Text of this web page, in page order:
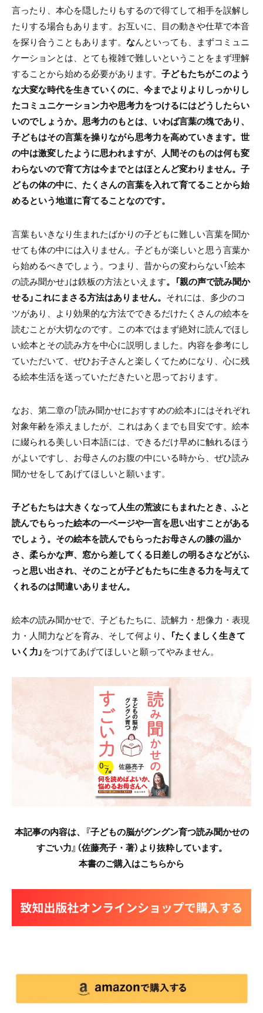
言ったり、本心を隠したりもするので得てして相手を誤解し
たりする場合もあります。お互いに、目の動きや仕草で本音
を探り合うこともあります。 なんといっても、まずコミュニ
ケーションとは、とても複雑で難しいということをまず理解
することから始める必要があります。 子どもたちがこのよう
な大変な時代を生きていくのに、今までよりよりしっかりし
たコミュニケーション力や思考力をつけるにはどうしたらい
いのでしょうか。思考力のもとは、いわば言葉の塊であり、
子どもはその言葉を操りながら思考力を高めていきます。世
の中は激変したように思われますが、人間そのものは何も変
わらないので育て方は今までとはほとんど変わりません。子
どもの体の中に、たくさんの言葉を入れて育てることから始
めるという地道に育てることなのです。
言葉もいきなり生まれたばかりの子どもに難しい言葉を聞か
せても体の中には入りません。子どもが楽しいと思う言葉か
ら始めるべきでしょう。つまり、昔からの変わらない「絵本
の読み聞かせ」は鉄板の方法といえます。「親の声で読み聞か
せる」これにまさる方法はありません。 それには、多少のコ
ツがあり、より効果的な方法でできるだけたくさんの絵本を
読むことが大切なのです。この本ではまず絶対に読んでほし
い絵本とその読み方を中心に説明しました。内容を参考にし
ていただいて、ぜひお子さんと楽しくてためになり、心に残
る絵本生活を送っていただきたいと思っております。
なお、第二章の「読み聞かせにおすすめの絵本」にはそれぞれ
対象年齢を添えましたが、これはあくまでも目安です。絵本
に綴られる美しい日本語には、できるだけ早めに触れるほう
がよいですし、お母さんのお腹の中にいる時から、ぜひ読み
聞かせをしてあげてほしいと願います。
子どもたちは大きくなって人生の荒波にもまれたとき、ふと
読んでもらった絵本の一ページや一言を思い出すことがある
でしょう。その絵本を読んでもらったお母さんの膝の温か
さ、柔らかな声、窓から差してくる日差しの明るさなどがふ
っと思い出され、そのことが子どもたちに生きる力を与えて
くれるのは間違いありません。
絵本の読み聞かせで、子どもたちに、読解力・想像力・表現
力・人間力などを育み、そして何より、「たくましく生きて
いく力」をつけてあげてほしいと願ってやみません。
本記事の内容は、『子どもの脳がグングン育つ読み聞かせの
すごい力』（佐藤亮子・著）より抜粋しています。
本書のご購入はこちらから